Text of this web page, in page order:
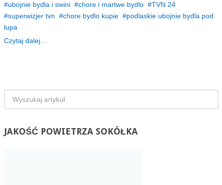
ubojnie bydla i swini
chore i martwe bydlo
TVN 24
superwizjer tvn
chore bydlo kupie
podlaskie ubojnie bydla pod
lupa
Czytaj dalej...
JAKOŚĆPOWIETRZA SOKÓŁKA